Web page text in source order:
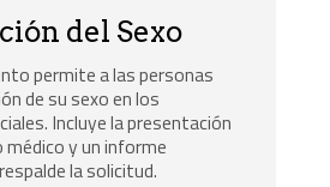
del Sexo
permite a las personas
de su sexo en los
Incluye la presentación
y un informe
la solicitud.